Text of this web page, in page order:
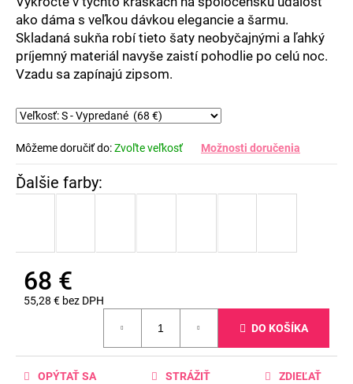
ako dáma s veľkou dávkou elegancie a šarmu.
Skladaná sukňa robí tieto šaty neobyčajnými a ľahký
príjemný materiál navyše zaistí pohodlie po celú noc.
Vzadu sa zapínajú zipsom.
Môžeme doručiť do:Zvoľte veľkosť Možnosti doručenia
68 €
55,28 € bez DPH
DO KOŠÍKA
OPÝTAŤ SA STRÁŽIŤ ZDIEĽAŤ